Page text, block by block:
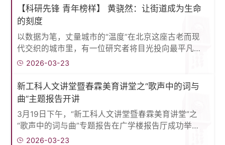
深耕讲台潜心施教，以创新教法点亮课堂；她倾心陪
伴学生成长，用匠心与温情培育时代新人。张旭芳副
担时代之责，在技术攻坚、教学创新与人才培养的道
路上步履不停，用实干与担当书写...
【科研先锋 青年榜样】 黄骁然：让街道成为生命
的刻度
​以数据为笔，丈量城市的“温度”在北京这座古老而现
代交织的城市里，有一位研究者将目光投向最平凡却
最深刻的城市尺度——街道。北方工业大学建筑与艺
环境行为研究，以数字化手段探索"人走在城市中"这
一看似寻常却蕴含复杂机制的科学命题。在他看来，
街道不仅是通行的路径，更是情感交流的场所，是城
市与市民之间最真实的对话界面。黄骁然在首钢园开
展步行环境实地调研求学问...
2026-03-23
新工科人文讲堂暨春霖美育讲堂之“歌声中的词与
曲”主题报告开讲
3月19日下午，“新工科人文讲堂暨春霖美育讲堂”之
“歌声中的词与曲”专题报告在广学楼报告厅成功举
办。报告邀请中央音乐学院教授、博士生导师宋瑾主
2026-03-23